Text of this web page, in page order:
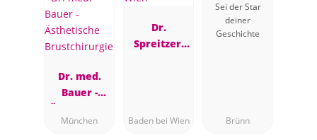
Dr. med.
Bauer -
Ästhetische
Brustchirur
München
Dr.
Spreitzer,
Baden bei Wien
Sei der Star
deiner
Geschichte
Brünn